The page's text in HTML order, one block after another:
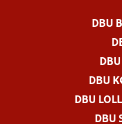
DBU
DBU
DBU
DBU